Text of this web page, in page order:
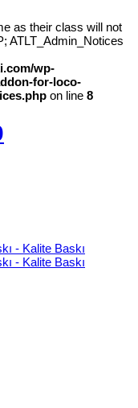
as their class will not
ATLT_Admin_Notices
wp-
for-loco-
on line 8